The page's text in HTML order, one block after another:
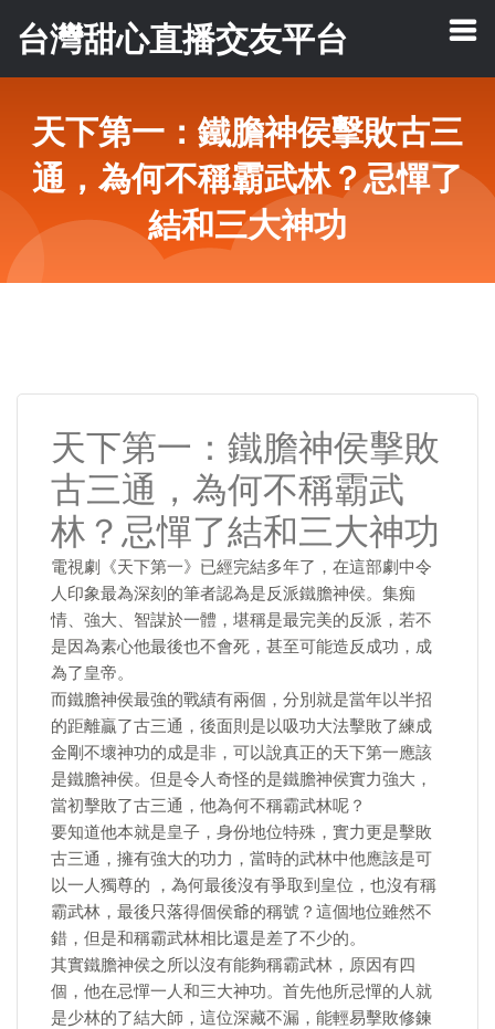
台灣甜心直播交友平台
天下第一：鐵膽神侯擊敗古三
通，為何不稱霸武林？忌憚了
結和三大神功
天下第一：鐵膽神侯擊敗
古三通，為何不稱霸武
林？忌憚了結和三大神功
電視劇《天下第一》已經完結多年了，在這部劇中令
人印象最為深刻的筆者認為是反派鐵膽神侯。集痴
情、強大、智謀於一體，堪稱是最完美的反派，若不
是因為素心他最後也不會死，甚至可能造反成功，成
為了皇帝。
而鐵膽神侯最強的戰績有兩個，分別就是當年以半招
的距離贏了古三通，後面則是以吸功大法擊敗了練成
金剛不壞神功的成是非，可以說真正的天下第一應該
是鐵膽神侯。但是令人奇怪的是鐵膽神侯實力強大，
當初擊敗了古三通，他為何不稱霸武林呢？
要知道他本就是皇子，身份地位特殊，實力更是擊敗
古三通，擁有強大的功力，當時的武林中他應該是可
以一人獨尊的 ，為何最後沒有爭取到皇位，也沒有稱
霸武林，最後只落得個侯爺的稱號？這個地位雖然不
錯，但是和稱霸武林相比還是差了不少的。
其實鐵膽神侯之所以沒有能夠稱霸武林，原因有四
個，他在忌憚一人和三大神功。首先他所忌憚的人就
是少林的了結大師，這位深藏不漏，能輕易擊敗修鍊